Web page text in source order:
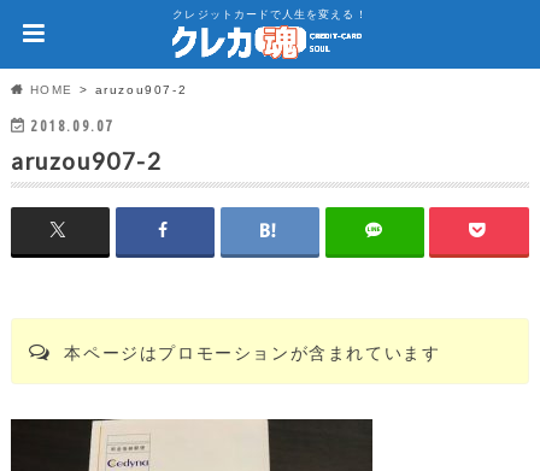
クレジットカードで人生を変える！
HOME aruzou907-2
2018.09.07
aruzou907-2
本ページはプロモーションが含まれています